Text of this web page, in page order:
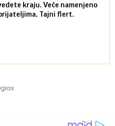
kraju. Veče namenjeno
Tajni flert.